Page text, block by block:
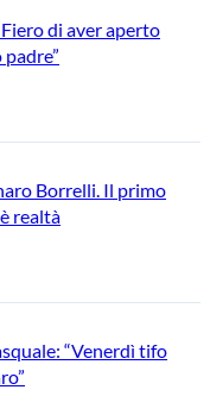
di aver aperto
Borrelli. Il primo
realtà
“Venerdì tifo